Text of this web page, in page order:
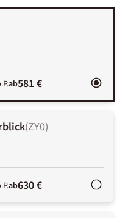
ab581 €
(ZY0)
ab630 €